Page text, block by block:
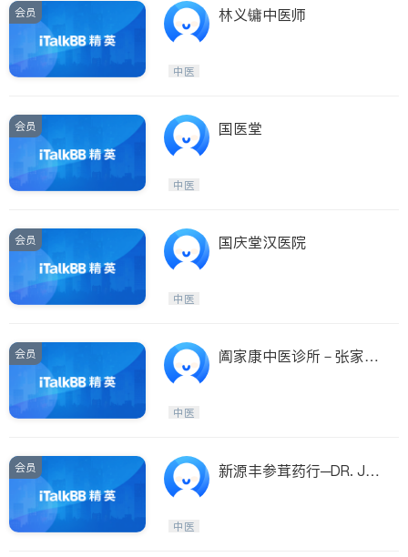
会员 林义镛中医师
中医
会员 国医堂
中医
会员 国庆堂汉医院
中医
会员
阖家康中医诊所－张家宁
中医
会员
新源丰参茸药行─DR. JA
中医